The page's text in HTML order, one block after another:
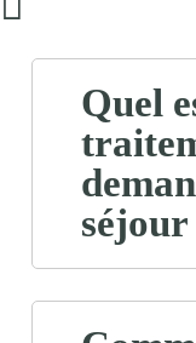
Quel
séjour